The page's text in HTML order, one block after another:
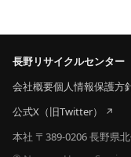
長野リサイクルセンター
会社概要個人情報保護方
公式X（旧Twitter）
本社 〒389-0206 長野県